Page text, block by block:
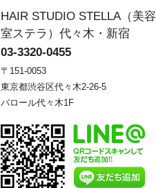
HAIR STUDIO STELLA（美容
室ステラ）代々木・新宿
03-3320-0455
〒151-0053
東京都渋谷区代々木2-26-5
バロール代々木1F